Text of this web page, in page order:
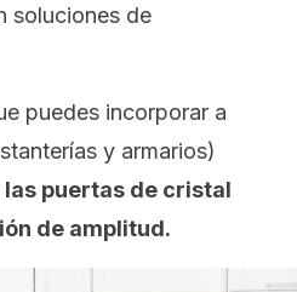
soluciones de
puedes incorporar a
y armarios)
las puertas de cristal
de amplitud.